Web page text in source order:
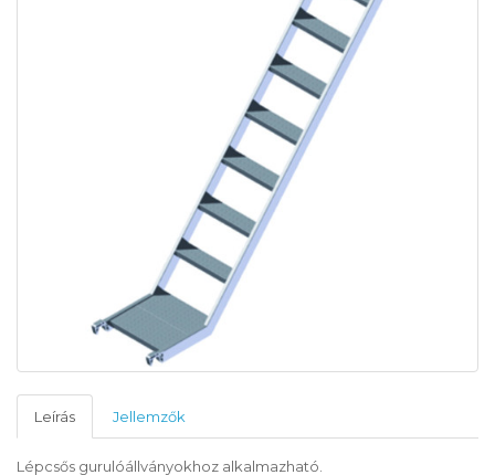
Leírás Jellemzők
Lépcsős gurulóállványokhoz alkalmazható.